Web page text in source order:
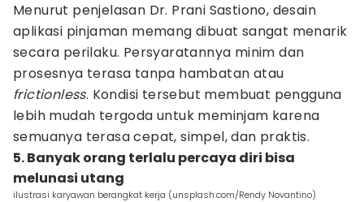
Menurut penjelasan Dr. Prani Sastiono, desain
aplikasi pinjaman memang dibuat sangat menarik
secara perilaku. Persyaratannya minim dan
prosesnya terasa tanpa hambatan atau
frictionless. Kondisi tersebut membuat pengguna
lebih mudah tergoda untuk meminjam karena
semuanya terasa cepat, simpel, dan praktis.
5. Banyak orang terlalu percaya diri bisa
melunasi utang
ilustrasi karyawan berangkat kerja (unsplash.com/Rendy Novantino)